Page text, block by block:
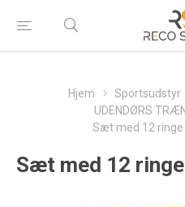
Hjem Sportsudstyr
UDENDØRS
Sæt med 12
Sæt med 12